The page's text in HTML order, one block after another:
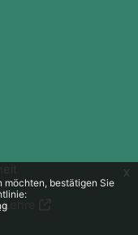
möchten, bestätigen Sie
x